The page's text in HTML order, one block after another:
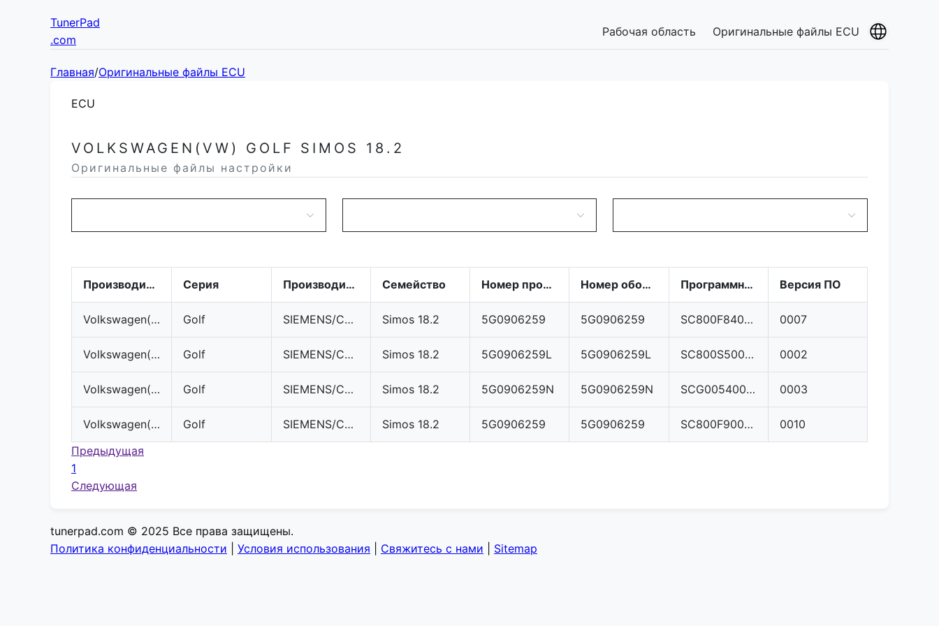
TunerPad
.com
Рабочая область Оригинальные файлы ECU
Главная/Оригинальные файлы ECU
ECU
VOLKSWAGEN(VW) GOLF SIMOS 18.2
Оригинальные файлы настройки
Производитель Серия Производитель Семейство Номер производства Номер оборудования Программное обеспечение Версия ПО
Volkswagen(VW) Golf SIEMENS/CONTINENTAL Simos 18.2 5G0906259 5G0906259 SC800F8400000 0007
Volkswagen(VW) Golf SIEMENS/CONTINENTAL Simos 18.2 5G0906259L 5G0906259L SC800S5000000 0002
Volkswagen(VW) Golf SIEMENS/CONTINENTAL Simos 18.2 5G0906259N 5G0906259N SCG0054000000 0003
Volkswagen(VW) Golf SIEMENS/CONTINENTAL Simos 18.2 5G0906259 5G0906259 SC800F9000000
0010
Предыдущая
1
Следующая
tunerpad.com © 2025 Все права защищены.
Политика конфиденциальности
Условия использования Свяжитесь с нами Sitemap